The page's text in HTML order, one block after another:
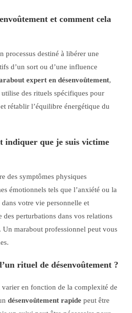
et comment cela
processus destiné à libérer une
d’un sort ou d’une influence
expert en désenvoûtement,
des rituels spécifiques pour
et rétablir l’équilibre énergétique du
indiquer que je suis victime
des symptômes physiques
émotionnels tels que l’anxiété ou la
votre vie personnelle et
des perturbations dans vos relations
Un marabout professionnel peut vous
rituel de désenvoûtement ?
varier en fonction de la complexité de
désenvoûtement rapide peut être